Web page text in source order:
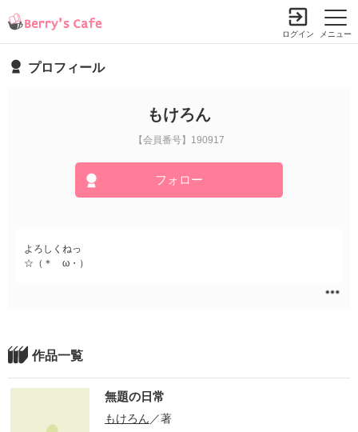
メニュー
ログイン
プロフィール
もけろん
【会員番号】190917
フォロー
よろしくねっ
☆（＊ゝω・）
作品一覧
無題の日常
もけろん ／著